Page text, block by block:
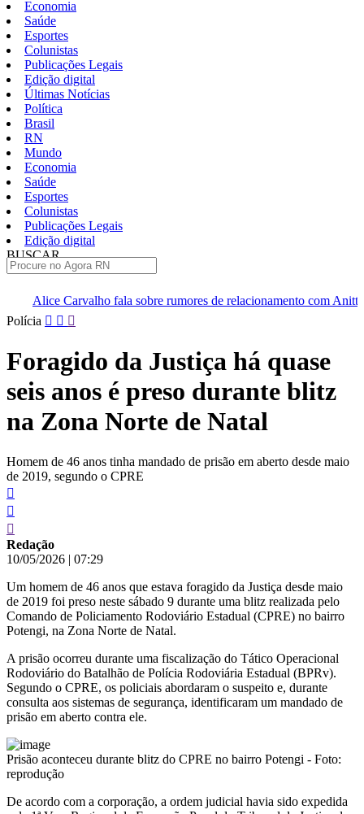
Economia
Saúde
Esportes
Colunistas
Publicações Legais
Edição digital
Últimas Notícias
Política
Brasil
RN
Mundo
Economia
Saúde
Esportes
Colunistas
Publicações Legais
Edição digital
BUSCAR
sobre rumores de relacionamento com Anitta e defende
Pular
conteúdo
Polícia
Foragido da Justiça há quase
seis anos é preso durante blitz
na Zona Norte de Natal
Homem de 46 anos tinha mandado de prisão em aberto desde maio
de 2019, segundo o CPRE
Redação
10/05/2026 | 07:29
Um homem de 46 anos que estava foragido da Justiça desde maio
de 2019 foi preso neste sábado 9 durante uma blitz realizada pelo
Comando de Policiamento Rodoviário Estadual (CPRE) no bairro
Potengi, na Zona Norte de Natal.
A prisão ocorreu durante uma fiscalização do Tático Operacional
Rodoviário do Batalhão de Polícia Rodoviária Estadual (BPRv).
Segundo o CPRE, os policiais abordaram o suspeito e, durante
consulta aos sistemas de segurança, identificaram um mandado de
prisão em aberto contra ele.
Prisão aconteceu durante blitz do CPRE no bairro Potengi - Foto:
reprodução
De acordo com a corporação, a ordem judicial havia sido expedida